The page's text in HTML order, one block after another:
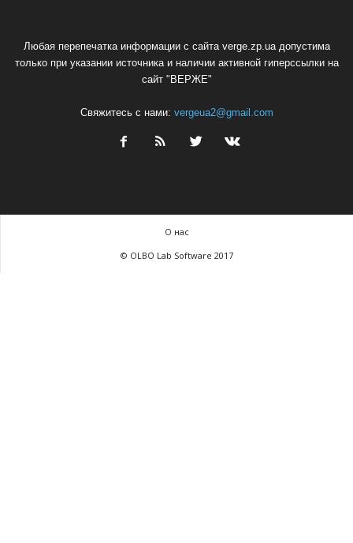
Любая перепечатка информации с сайта verge.zp.ua допустима
только при указании источника и наличии активной гиперссылки на
сайт "ВЕРЖЕ"
Свяжитесь с нами: vergeua2@gmail.com
О нас
© OLBO Lab Software 2017